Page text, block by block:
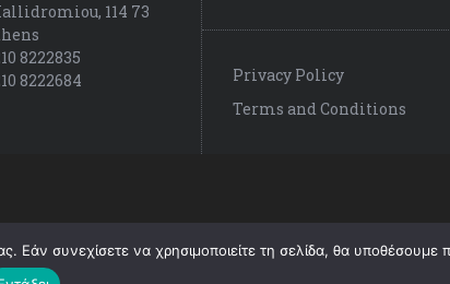
114 73
8222835
8222684
Privacy Policy
Terms and Conditions
συνεχίσετε να χρησιμοποιείτε τη σελίδα, θα υποθέσουμε